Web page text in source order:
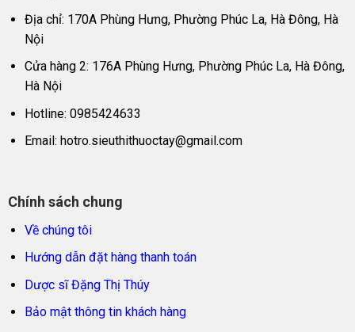
Địa chỉ: 170A Phùng Hưng, Phường Phúc La, Hà Đông, Hà
Nội
Cửa hàng 2: 176A Phùng Hưng, Phường Phúc La, Hà Đông,
Hà Nội
Hotline: 0985424633
Email: hotro.sieuthithuoctay@gmail.com
Chính sách chung
Về chúng tôi
Hướng dẫn đặt hàng thanh toán
Dược sĩ Đặng Thị Thúy
Bảo mật thông tin khách hàng